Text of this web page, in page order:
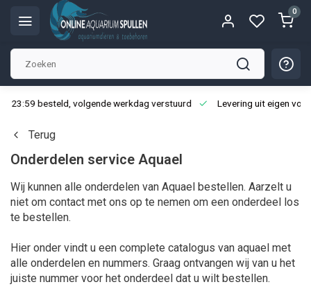
0
besteld, volgende werkdag verstuurd Levering uit eigen
Terug
Onderdelen service Aquael
Wij kunnen alle onderdelen van Aquael bestellen. Aarzelt u
niet om contact met ons op te nemen om een onderdeel los
te bestellen.
Hier onder vindt u een complete catalogus van aquael met
alle onderdelen en nummers. Graag ontvangen wij van u het
juiste nummer voor het onderdeel dat u wilt bestellen.